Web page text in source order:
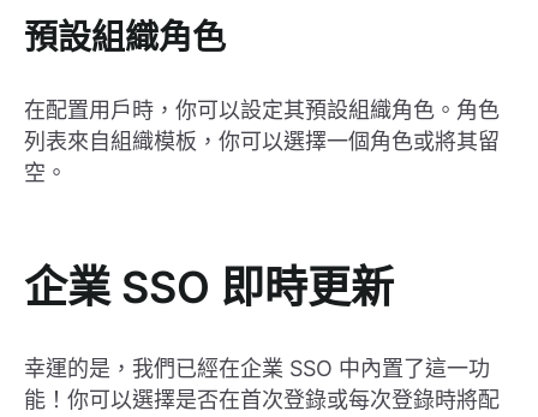
預設組織角色
在配置用戶時，你可以設定其預設組織角色。角色
列表來自組織模板，你可以選擇一個角色或將其留
空。
企業 SSO 即時更新
幸運的是，我們已經在企業 SSO 中內置了這一功
能！你可以選擇是否在首次登錄或每次登錄時將配